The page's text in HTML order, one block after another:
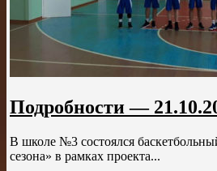
Подробности —
В школе №3 состоялся
сезона» в рамках проекта...